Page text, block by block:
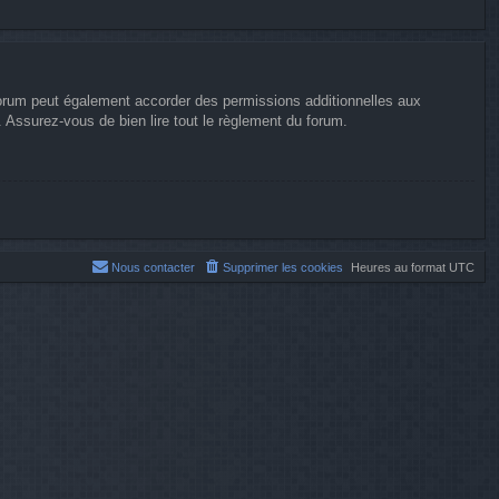
peut également accorder des permissions additionnelles aux
vous de bien lire tout le règlement du forum.
Heures au format UTC
Supprimer les cookies
Nous contacter